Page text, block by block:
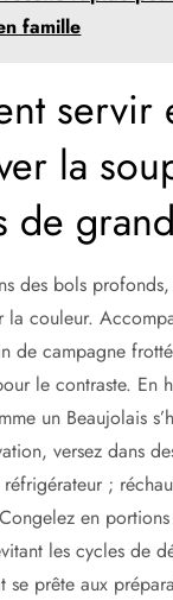
famille
servir
la
de
des bols
la couleur.
de campagne
le contraste. En
un Beaujolais
versez dans
réfrigérateur ;
en portions
les cycles de
se prête aux